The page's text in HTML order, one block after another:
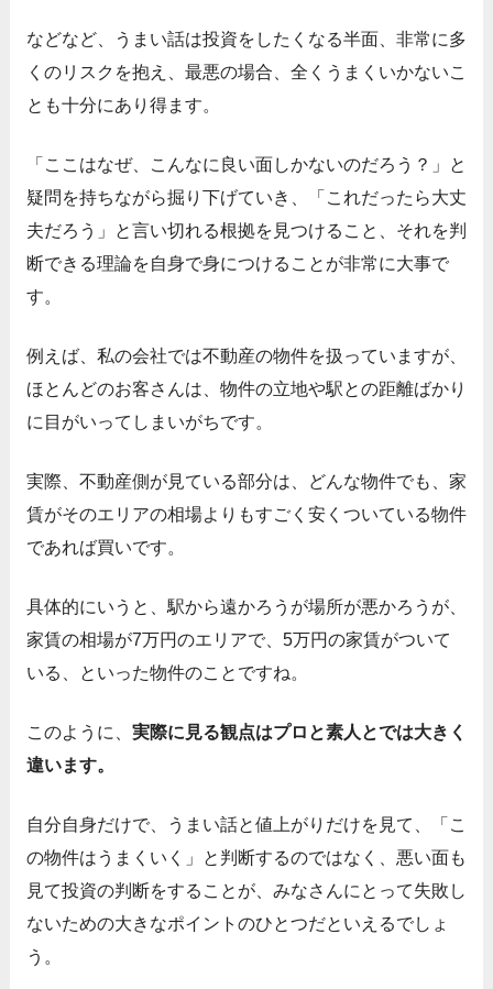
などなど、うまい話は投資をしたくなる半面、非常に多
くのリスクを抱え、最悪の場合、全くうまくいかないこ
とも十分にあり得ます。
「ここはなぜ、こんなに良い面しかないのだろう？」と
疑問を持ちながら掘り下げていき、「これだったら大丈
夫だろう」と言い切れる根拠を見つけること、それを判
断できる理論を自身で身につけることが非常に大事で
す。
例えば、私の会社では不動産の物件を扱っていますが、
ほとんどのお客さんは、物件の立地や駅との距離ばかり
に目がいってしまいがちです。
実際、不動産側が見ている部分は、どんな物件でも、家
賃がそのエリアの相場よりもすごく安くついている物件
であれば買いです。
具体的にいうと、駅から遠かろうが場所が悪かろうが、
家賃の相場が7万円のエリアで、5万円の家賃がついて
いる、といった物件のことですね。
このように、 実際に見る観点はプロと素人とでは大きく
違います。
自分自身だけで、うまい話と値上がりだけを見て、「こ
の物件はうまくいく」と判断するのではなく、悪い面も
見て投資の判断をすることが、みなさんにとって失敗し
ないための大きなポイントのひとつだといえるでしょ
う。